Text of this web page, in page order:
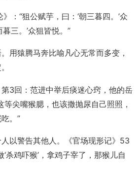
：“狙公赋芋，曰：‘朝三暮四。’众
三。’众狙皆悦。”
用猿腾马奔比喻凡心无常而多变，
3回：范进中举后痰迷心窍，他的岳
等尖嘴猴腮，也该撒抛尿自己照照，
。”
以警告其他人。《官场现形记》53
杀鸡吓猴’，拿鸡子宰了，那猴儿自